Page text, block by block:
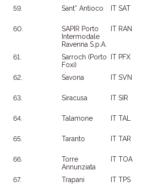
59.
Sant* Antioco IT SAT
60.
SAPIR Porto
Intermodale
Ravenna S.p.A.
IT RAN
61.
Sarroch (Porto
Foxi)
IT PFX
62.
Savona IT SVN
63.
Siracusa IT SIR
64.
Talamone IT TAL
65.
Taranto IT TAR
66.
Torre
Annunziata
IT TOA
67.
Trapani IT TPS